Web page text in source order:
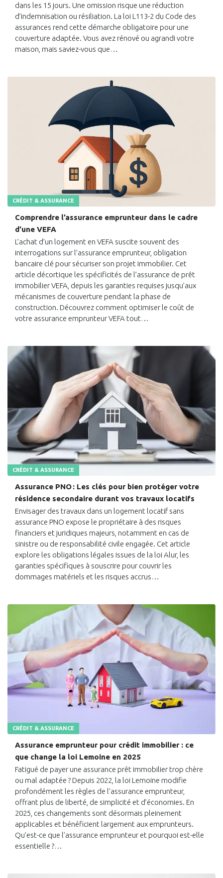
dans les 15 jours. Une omission risque une réduction
d’indemnisation ou résiliation. La loi L113-2 du Code des
assurances rend cette démarche obligatoire pour une
couverture adaptée. Vous avez rénové ou agrandi votre
maison, mais saviez-vous que…
CRÉDIT & ASSURANCE
Comprendre l’assurance emprunteur dans le cadre
d’une VEFA
L’achat d’un logement en VEFA suscite souvent des
interrogations sur l’assurance emprunteur, obligation
bancaire clé pour sécuriser son projet immobilier. Cet
article décortique les spécificités de l’assurance de prêt
immobilier VEFA, depuis les garanties requises jusqu’aux
mécanismes de couverture pendant la phase de
construction. Découvrez comment optimiser le coût de
votre assurance emprunteur VEFA tout…
CRÉDIT & ASSURANCE
Assurance PNO : Les clés pour bien protéger votre
résidence secondaire durant vos travaux locatifs
Envisager des travaux dans un logement locatif sans
assurance PNO expose le propriétaire à des risques
financiers et juridiques majeurs, notamment en cas de
sinistre ou de responsabilité civile engagée. Cet article
explore les obligations légales issues de la loi Alur, les
garanties spécifiques à souscrire pour couvrir les
dommages matériels et les risques accrus…
CRÉDIT & ASSURANCE
Assurance emprunteur pour crédit immobilier : ce
que change la loi Lemoine en 2025
Fatigué de payer une assurance prêt immobilier trop chère
ou mal adaptée ? Depuis 2022, la loi Lemoine modifie
profondément les règles de l’assurance emprunteur,
offrant plus de liberté, de simplicité et d’économies. En
2025, ces changements sont désormais pleinement
applicables et bénéficient largement aux emprunteurs.
Qu’est-ce que l’assurance emprunteur et pourquoi est-elle
essentielle ?…